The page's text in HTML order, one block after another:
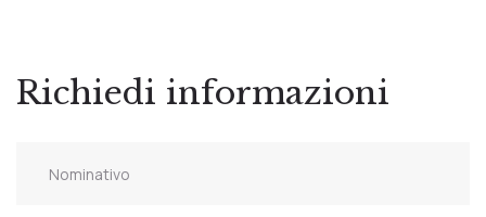
Richiedi informazioni